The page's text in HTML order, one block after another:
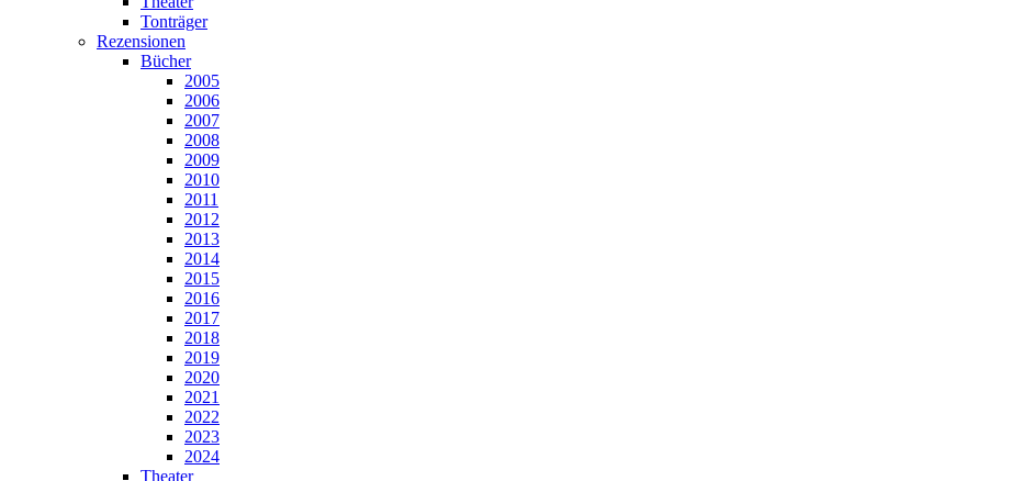
Tonträger
Rezensionen
Bücher
2005
2006
2007
2008
2009
2010
2011
2012
2013
2014
2015
2016
2017
2018
2019
2020
2021
2022
2023
2024
Theater